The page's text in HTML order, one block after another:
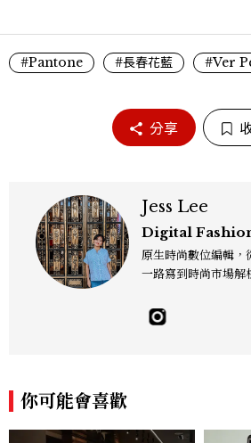
#Pantone #長春花藍 #Ver
分享
Jess Lee
Digital
原生時尚數位編輯，
一路寫到時尚市場解
你可能會喜歡